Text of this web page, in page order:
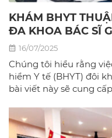
KHÁM BHYT
ĐA KHOA BÁC SĨ
16/07/2025
Chúng tôi hiểu rằng
hiểm Y tế (BHYT) đôi
bài viết này sẽ cung
quả nhất tại phòng
Nội.